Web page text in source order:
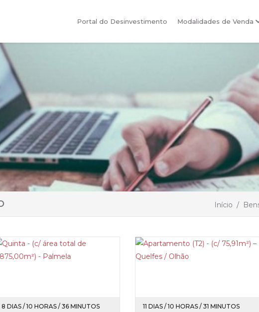
Portal do Desinvestimento Modalidades de Venda
Início
8 DIAS / 10 HORAS / 36 MINUTOS 11 DIAS / 10 HORAS / 31 MINUTOS